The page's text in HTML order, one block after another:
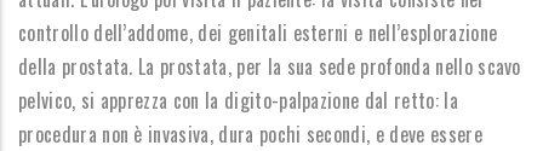
controllo dell’addome, dei genitali esterni e nell’esplorazione
della prostata. La prostata, per la sua sede profonda nello scavo
pelvico, si apprezza con la digito-palpazione dal retto: la
procedura non è invasiva, dura pochi secondi, e deve essere